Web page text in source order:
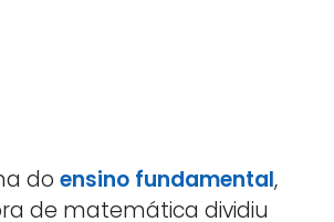
do ensino fundamental,
de matemática dividiu